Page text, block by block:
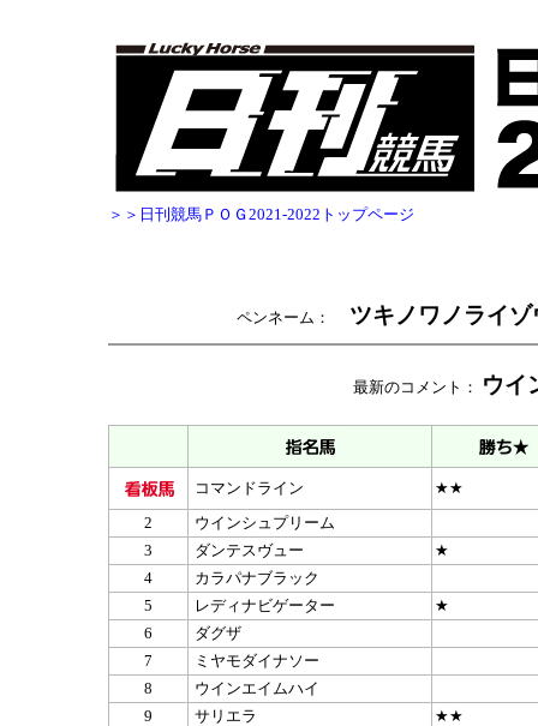
＞＞日刊競馬ＰＯＧ2021-2022トップページ
ペンネーム： ツキノワノライゾ
最新のコメント： ウイ
コマンドライン
★★
2
ウインシュプリーム
3
ダンテスヴュー
★
4
カラパナブラック
5
レディナビゲーター
★
6
ダグザ
7
ミヤモダイナソー
8
ウインエイムハイ
9
サリエラ
★★